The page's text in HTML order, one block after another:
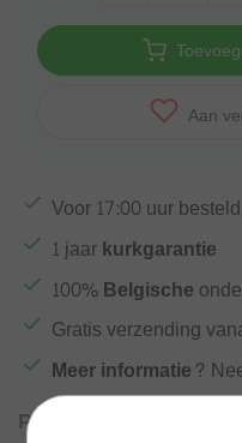
Aan
Voor 17:00 uur
1 jaarkurkgarantie
100%Belgische
Gratis verzending
Meer informatie?
Productomschrijving